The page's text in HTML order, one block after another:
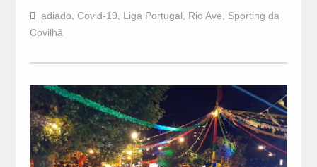
adiado, Covid-19, Liga Portugal, Rio Ave, Sporting da
Covilhã